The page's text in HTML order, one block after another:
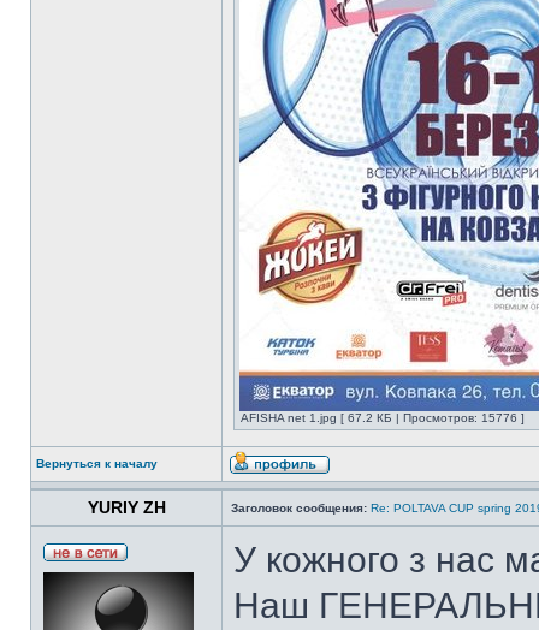
AFISHA net 1.jpg [ 67.2 КБ | Просмотров: 15776 ]
Вернуться к началу
YURIY ZH Заголовок сообщения: Re: POLTAVA CUP spring
У кожного з нас
Наш